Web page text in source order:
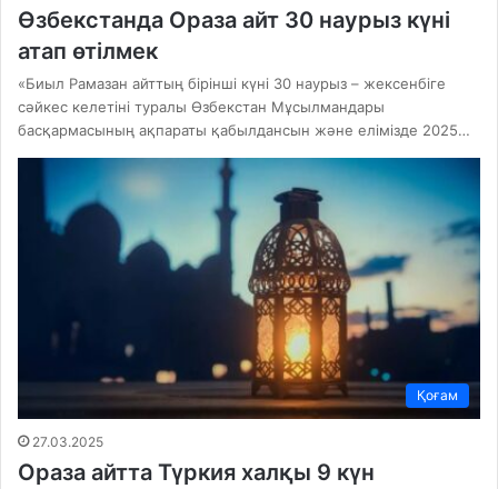
Өзбекстанда Ораза айт 30 наурыз күні
атап өтілмек
«Биыл Рамазан айттың бірінші күні 30 наурыз – жексенбіге
сәйкес келетіні туралы Өзбекстан Мұсылмандары
басқармасының ақпараты қабылдансын және елімізде 2025…
Қоғам
27.03.2025
Ораза айтта Түркия халқы 9 күн